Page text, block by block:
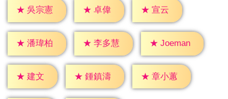
★ 吳宗憲 ★ 卓偉 ★ 宣云
★ 潘瑋柏 ★ 李多慧 ★ Joeman
★ 建文 ★ 鍾鎮濤 ★ 章小蕙